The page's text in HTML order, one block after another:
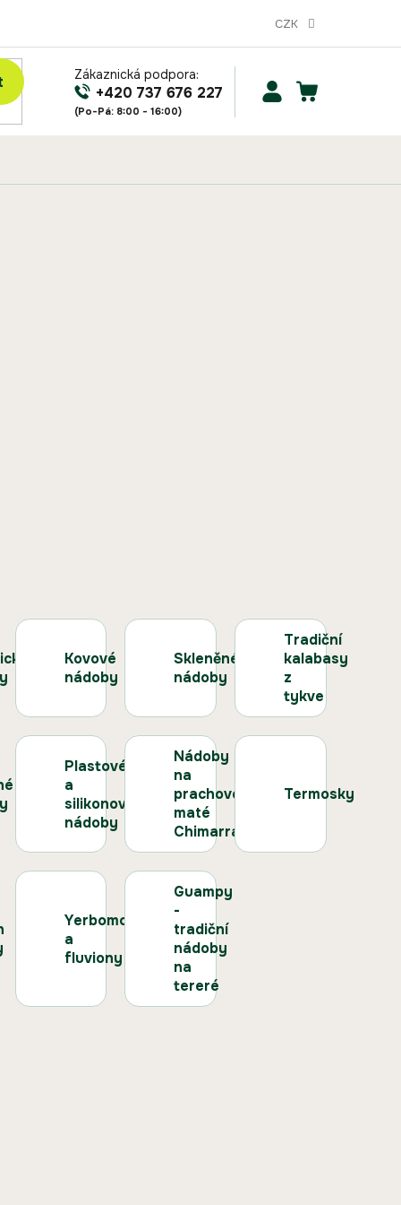
CZK
NÁKUPNÍ
Zákaznická podpora:
+420 737 676 227
Kovové
nádoby
Skleněné
nádoby
Tradiční
kalabasy
z
tykve
Plastové
a
silikonové
nádoby
Nádoby
na
prachové
maté
Chimarrao
Termosky
Yerbomosy
a
fluviony
Guampy
-
tradiční
nádoby
na
tereré